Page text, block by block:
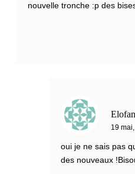
nouvelle tronche :p des
19
oui je ne sais pas
des nouveaux